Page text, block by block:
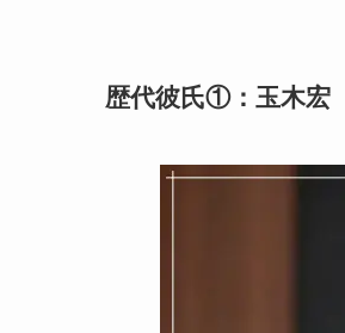
歴代彼氏①：玉木宏